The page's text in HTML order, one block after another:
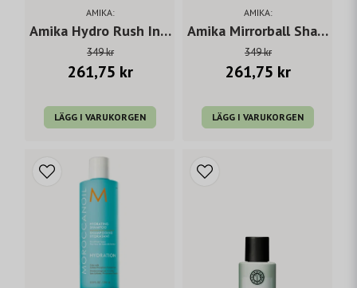
AMIKA:
Amika Hydro Rush Intense Moisture Shampoo 275 ml
349 kr
261,75 kr
LÄGG I VARUKORGEN
AMIKA:
Amika Mirrorball Shampoo 275 ml
349 kr
261,75 kr
LÄGG I VARUKORGEN